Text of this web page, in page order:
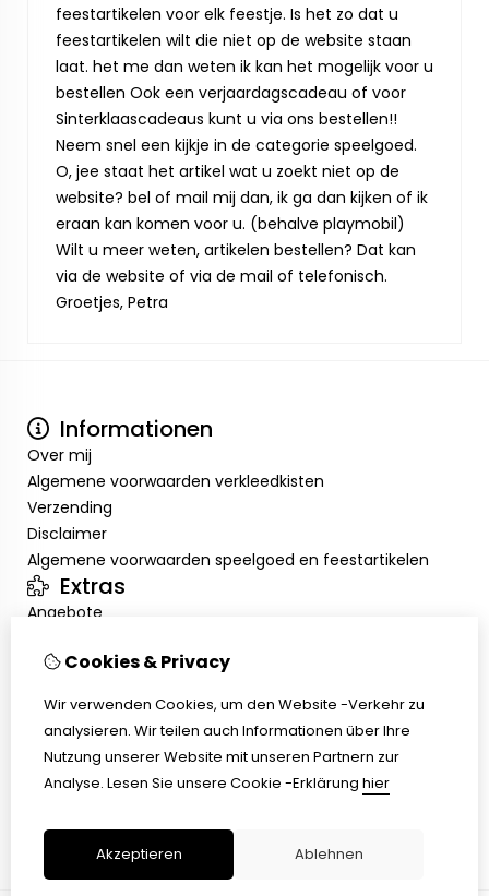
feestartikelen voor elk feestje. Is het zo dat u
feestartikelen wilt die niet op de website staan
laat. het me dan weten ik kan het mogelijk voor u
bestellen Ook een verjaardagscadeau of voor
Sinterklaascadeaus kunt u via ons bestellen!!
Neem snel een kijkje in de categorie speelgoed.
O, jee staat het artikel wat u zoekt niet op de
website? bel of mail mij dan, ik ga dan kijken of ik
eraan kan komen voor u. (behalve playmobil)
Wilt u meer weten, artikelen bestellen? Dat kan
via de website of via de mail of telefonisch.
Groetjes, Petra
Informationen
Over mij
Algemene voorwaarden verkleedkisten
Verzending
Disclaimer
Algemene voorwaarden speelgoed en feestartikelen
Extras
Angebote
Inloggen
Kundenservice
Retouren
Cookies & Privacy
Wir verwenden Cookies, um den Website -Verkehr zu
analysieren. Wir teilen auch Informationen über Ihre
Nutzung unserer Website mit unseren Partnern zur
Analyse. Lesen Sie unsere Cookie -Erklärung hier
Akzeptieren Ablehnen